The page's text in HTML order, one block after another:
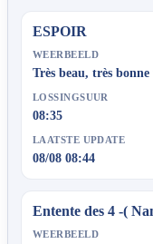
ESPOIR
WEERBEELD
Très beau, très
LOSSINGSUUR
08:35
LAATSTE UPDATE
08/08 08:44
Entente des 4 -(
WEERBEELD